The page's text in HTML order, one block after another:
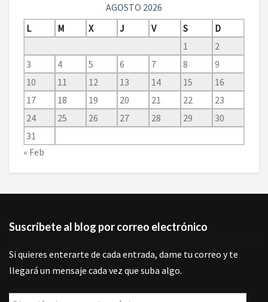
AGOSTO 2026
L
M X J V S
D
1
2
3
4 5 6 7 8
9
10
11 12 13 14 15
16
17
18 19 20 21 22
23
24
25 26 27 28 29
30
31
« Feb
Suscríbete al blog por correo electrónico
Si quieres enterarte de cada entrada, dame tu correo y te
llegará un mensaje cada vez que suba algo.